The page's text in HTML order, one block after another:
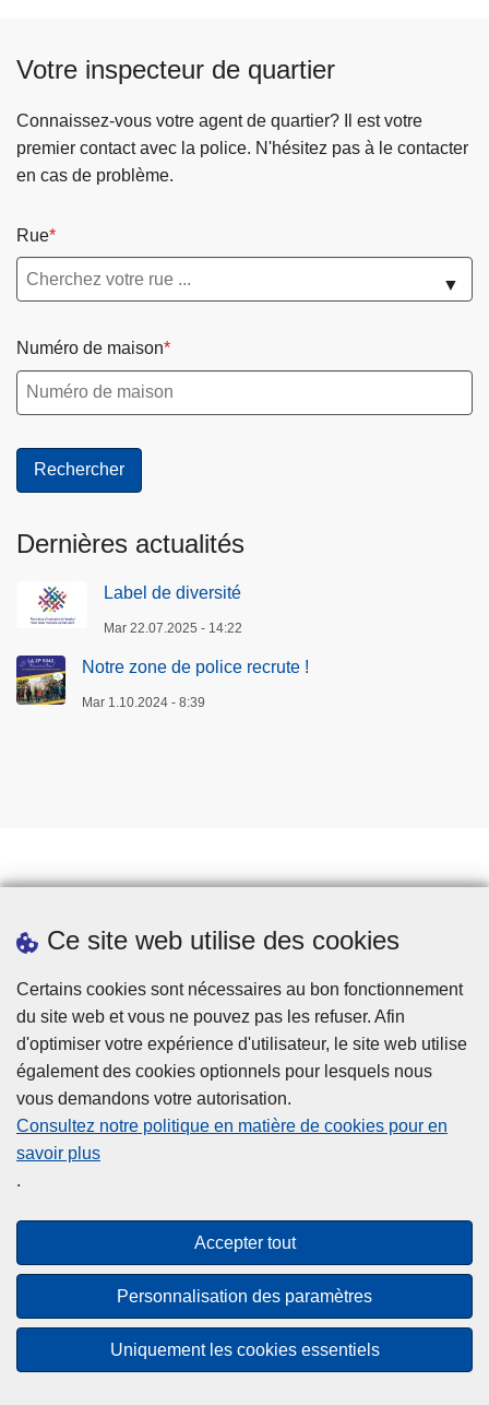
Ce site web utilise des cookies
Certains cookies sont nécessaires au bon fonctionnement
du site web et vous ne pouvez pas les refuser. Afin
d'optimiser votre expérience d'utilisateur, le site web utilise
également des cookies optionnels pour lesquels nous
vous demandons votre autorisation.
Consultez notre politique en matière de cookies pour en
savoir plus
.
Accepter tout
Personnalisation des paramètres
Uniquement les cookies essentiels
Votre inspecteur de quartier
Connaissez-vous votre agent de quartier? Il est votre
premier contact avec la police. N'hésitez pas à le contacter
en cas de problème.
Rue
▼
Numéro de maison
Dernières actualités
Label de diversité
Mar 22.07.2025 - 14:22
Notre zone de police recrute !
Mar 1.10.2024 - 8:39
Téléchargements
Presse
Cookies
Accessibilité
© 2026 Police.be